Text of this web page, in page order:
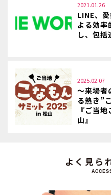
2021.01.26
LINE、
よる効率
し、包
2025.02.07
～来場者
る熱き”
『ご当
山』
よく見ら